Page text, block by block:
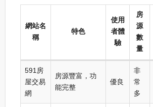
網站名
稱
特色
使用
者體
驗
房
源
數
量
591房
屋交易
網
房源豐富，功
能完整
優良
非
常
多